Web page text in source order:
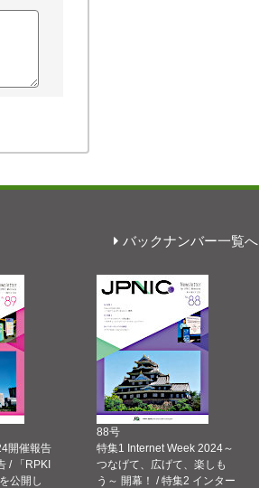
バックナンバー一覧へ
開催報告
/ 「RPKI
公開し
88号
特集1 Internet Week 2024～
つなげて、広げて、楽しも
う～ 開幕！ / 特集2 インター